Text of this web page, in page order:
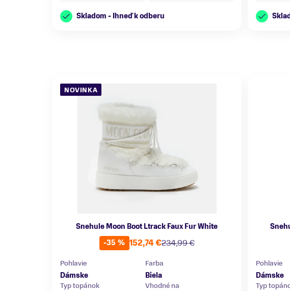
Skladom - Ihneď k odberu
NOVINKA
Snehule Moon Boot Ltrack Faux Fur White
-35 %
234,99 €
152,74 €
Pohlavie
Dámske
Farba
Biela
Typ topánok
Vhodné na
Pohlavie
Dámske
Typ